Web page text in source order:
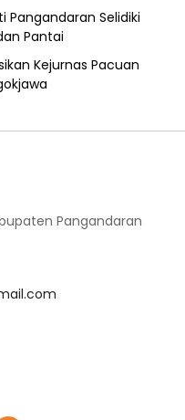
Pangandaran Selidiki
Pantai
Kejurnas Pacuan
Pangandaran